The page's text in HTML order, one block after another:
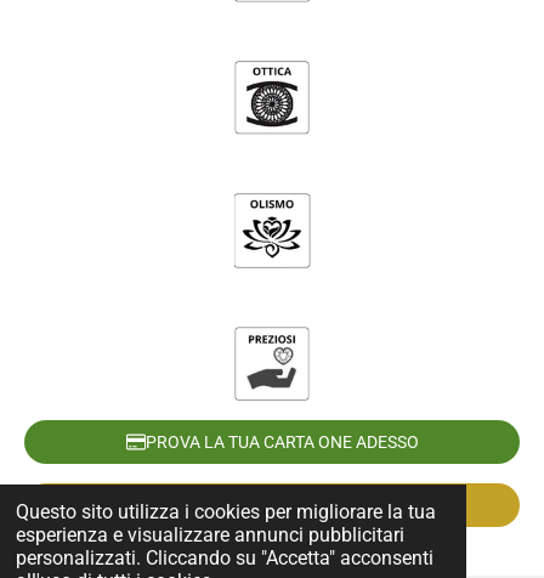
Questo sito utilizza i cookies per migliorare la tua
esperienza e visualizzare annunci pubblicitari
personalizzati. Cliccando su "Accetta" acconsenti
PROVA LA TUA CARTA ONE ADESSO
RICHIEDI LA TUA CARTA